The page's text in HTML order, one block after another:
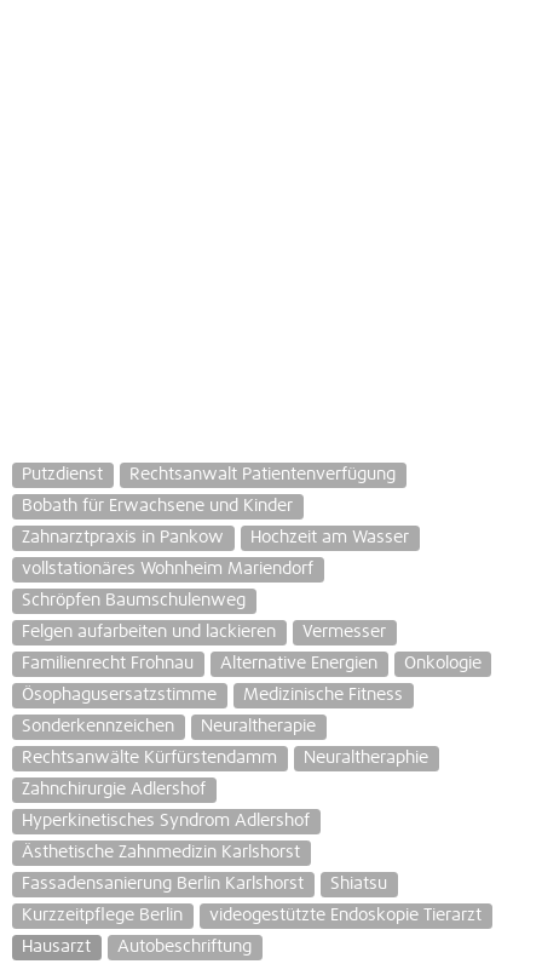
Putzdienst
Rechtsanwalt Patientenverfügung
Bobath für Erwachsene und Kinder
Zahnarztpraxis in Pankow
Hochzeit am Wasser
vollstationäres Wohnheim Mariendorf
Schröpfen Baumschulenweg
Felgen aufarbeiten und lackieren
Vermesser
Familienrecht Frohnau
Alternative Energien
Onkologie
Ösophagusersatzstimme
Medizinische Fitness
Sonderkennzeichen
Neuraltherapie
Rechtsanwälte Kürfürstendamm
Neuraltheraphie
Zahnchirurgie Adlershof
Hyperkinetisches Syndrom Adlershof
Ästhetische Zahnmedizin Karlshorst
Fassadensanierung Berlin Karlshorst
Shiatsu
Kurzzeitpflege Berlin
videogestützte Endoskopie Tierarzt
Hausarzt
Autobeschriftung